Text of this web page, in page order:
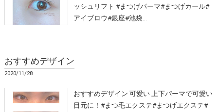
ッシュリフト #まつげパーマ#まつげカール#
アイブロウ#銀座#池袋…
おすすめデザイン
2020/11/28
おすすめデザイン 可愛い 上下パーマで可愛い
目元に！#まつ毛エクステ#まつげエクステ#